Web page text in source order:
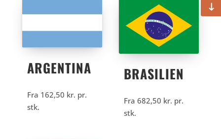
ARGENTINA
Fra 162,50 kr. pr.
stk.
BRASILIEN
Fra682,50 kr. pr.
stk.